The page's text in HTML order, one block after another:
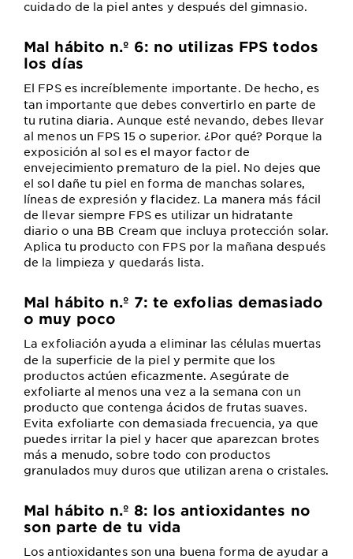
cuidado de la piel antes y después del gimnasio.
Mal hábito n.º 6: no utilizas FPS todos
los días
El FPS es increíblemente importante. De hecho, es
tan importante que debes convertirlo en parte de
tu rutina diaria. Aunque esté nevando, debes llevar
al menos un FPS 15 o superior. ¿Por qué? Porque la
exposición al sol es el mayor factor de
envejecimiento prematuro de la piel. No dejes que
el sol dañe tu piel en forma de manchas solares,
líneas de expresión y flacidez. La manera más fácil
de llevar siempre FPS es utilizar un hidratante
diario o una BB Cream que incluya protección solar.
Aplica tu producto con FPS por la mañana después
de la limpieza y quedarás lista.
Mal hábito n.º 7: te exfolias demasiado
o muy poco
La exfoliación ayuda a eliminar las células muertas
de la superficie de la piel y permite que los
productos actúen eficazmente. Asegúrate de
exfoliarte al menos una vez a la semana con un
producto que contenga ácidos de frutas suaves.
Evita exfoliarte con demasiada frecuencia, ya que
puedes irritar la piel y hacer que aparezcan brotes
más a menudo, sobre todo con productos
granulados muy duros que utilizan arena o cristales.
Mal hábito n.º 8: los antioxidantes no
son parte de tu vida
Los antioxidantes son una buena forma de ayudar a